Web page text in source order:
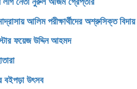
আলিম পরীক্ষার্থীদের অশ্রুসিক্ত
ফয়েজ উদ্দিন আহমদ
বইপড়া উৎসব